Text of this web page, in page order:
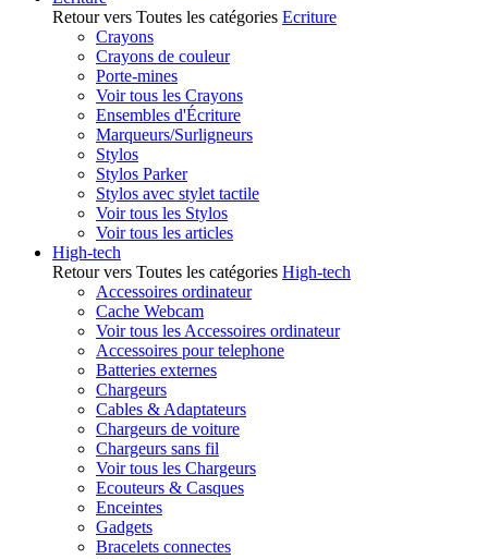
Retour vers Toutes les catégories Ecriture
Crayons
Crayons de couleur
Porte-mines
Voir tous les Crayons
Ensembles d'Écriture
Marqueurs/Surligneurs
Stylos
Stylos Parker
Stylos avec stylet tactile
Voir tous les Stylos
Voir tous les articles
High-tech
Retour vers Toutes les catégories High-tech
Accessoires ordinateur
Cache Webcam
Voir tous les Accessoires ordinateur
Accessoires pour telephone
Batteries externes
Chargeurs
Cables & Adaptateurs
Chargeurs de voiture
Chargeurs sans fil
Voir tous les Chargeurs
Ecouteurs & Casques
Enceintes
Gadgets
Bracelets connectes